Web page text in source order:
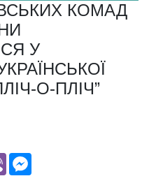
КОМАД
У
О-ПЛІЧ”
Viber